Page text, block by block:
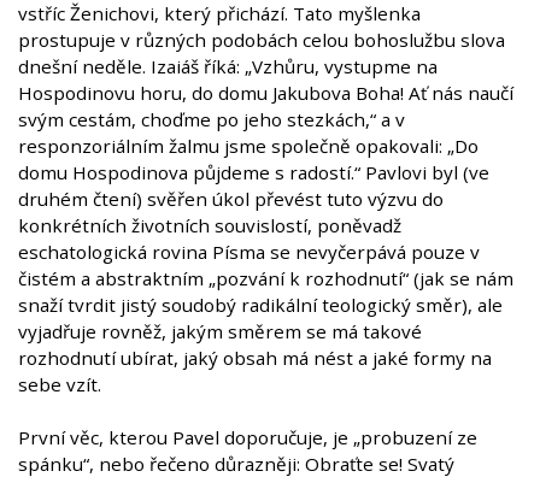
vstříc Ženichovi, který přichází. Tato myšlenka
prostupuje v různých podobách celou bohoslužbu slova
dnešní neděle. Izaiáš říká: „Vzhůru, vystupme na
Hospodinovu horu, do domu Jakubova Boha! Ať nás naučí
svým cestám, choďme po jeho stezkách,“ a v
responzoriálním žalmu jsme společně opakovali: „Do
domu Hospodinova půjdeme s radostí.“ Pavlovi byl (ve
druhém čtení) svěřen úkol převést tuto výzvu do
konkrétních životních souvislostí, poněvadž
eschatologická rovina Písma se nevyčerpává pouze v
čistém a abstraktním „pozvání k rozhodnutí“ (jak se nám
snaží tvrdit jistý soudobý radikální teologický směr), ale
vyjadřuje rovněž, jakým směrem se má takové
rozhodnutí ubírat, jaký obsah má nést a jaké formy na
sebe vzít.
První věc, kterou Pavel doporučuje, je „probuzení ze
spánku“, nebo řečeno důrazněji: Obraťte se! Svatý